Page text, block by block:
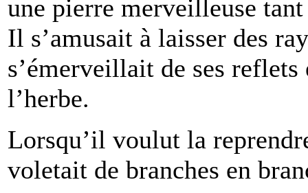
une pierre merveilleuse
Il s’amusait à laisser des
s’émerveillait de ses
l’herbe.
Lorsqu’il voulut la
voletait de branches en